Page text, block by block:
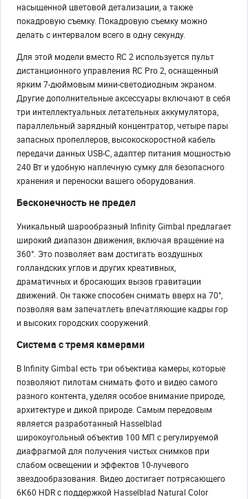
насыщенной цветовой детализации, а также
покадровую съемку. Покадровую съемку можно
делать с интервалом всего в одну секунду.
Для этой модели вместо RC 2 используется пульт
дистанционного управления RC Pro 2, оснащенный
ярким 7-дюймовым мини-светодиодным экраном.
Другие дополнительные аксессуары включают в себя
три интеллектуальных летательных аккумулятора,
параллельный зарядный концентратор, четыре пары
запасных пропеллеров, высокоскоростной кабель
передачи данных USB-C, адаптер питания мощностью
240 Вт и удобную наплечную сумку для безопасного
хранения и переноски вашего оборудования.
Бесконечность не предел
Уникальный шарообразный Infinity Gimbal предлагает
широкий диапазон движения, включая вращение на
360°. Это позволяет вам достигать воздушных
голландских углов и других креативных,
драматичных и бросающих вызов гравитации
движений. Он также способен снимать вверх на 70°,
позволяя вам запечатлеть впечатляющие кадры гор
и высоких городских сооружений.
Система с тремя камерами
В Infinity Gimbal есть три объектива камеры, которые
позволяют пилотам снимать фото и видео самого
разного контента, уделяя особое внимание природе,
архитектуре и дикой природе. Самым передовым
является разработанный Hasselblad
широкоугольный объектив 100 МП с регулируемой
диафрагмой для получения чистых снимков при
слабом освещении и эффектов 10-лучевого
звездообразования. Видео достигает потрясающего
6K60 HDR с поддержкой Hasselblad Natural Color